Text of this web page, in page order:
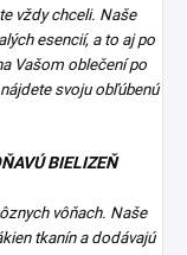
vždy chceli. Naše
esencií, a to aj po
Vašom oblečení po
svoju obľúbenú
BIELIZEŇ
vôňach. Naše
tkanín a dodávajú